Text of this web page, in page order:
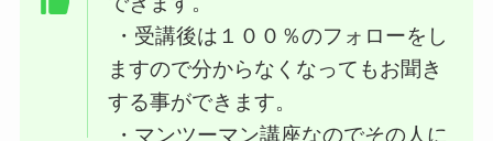
・受講後は１００％のフォローをし
ますので分からなくなってもお聞き
する事ができます。
・マンツーマン講座なのでその人に